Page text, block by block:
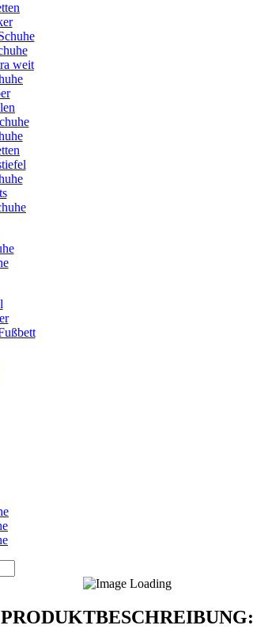
weit
PRODUKTBESCHREIBUNG: